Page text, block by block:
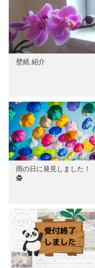
壁紙 紹介
雨の日に発見しました！
🕵